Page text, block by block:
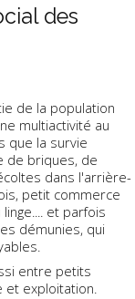
des
de la population
multiactivité au
que la survie
de briques, de
dans l'arrière-
petit commerce
et parfois
démunies, qui
entre petits
et exploitation.